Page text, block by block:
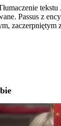
Passus z
zaczerpniętym